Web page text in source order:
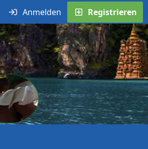
Anmelden Registrieren